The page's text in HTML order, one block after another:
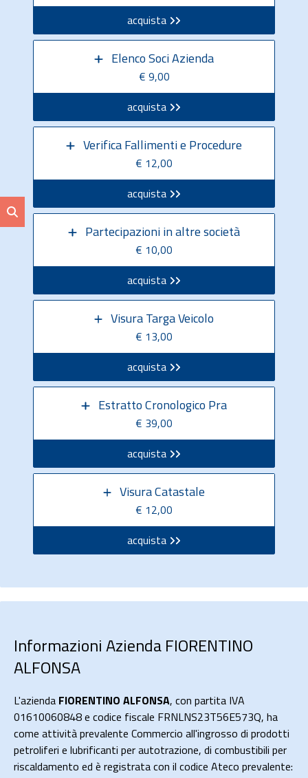
acquista
Elenco Soci Azienda
€ 9,00
acquista
Verifica Fallimenti e Procedure
€ 12,00
acquista
Partecipazioni in altre società
€ 10,00
acquista
Visura Targa Veicolo
€ 13,00
acquista
Estratto Cronologico Pra
€ 39,00
acquista
Visura Catastale
€ 12,00
acquista
Informazioni Azienda FIORENTINO
ALFONSA
L'azienda FIORENTINO ALFONSA, con partita IVA
01610060848 e codice fiscale FRNLNS23T56E573Q, ha
come attività prevalente Commercio all'ingrosso di prodotti
petroliferi e lubrificanti per autotrazione, di combustibili per
riscaldamento ed è registrata con il codice Ateco prevalente: